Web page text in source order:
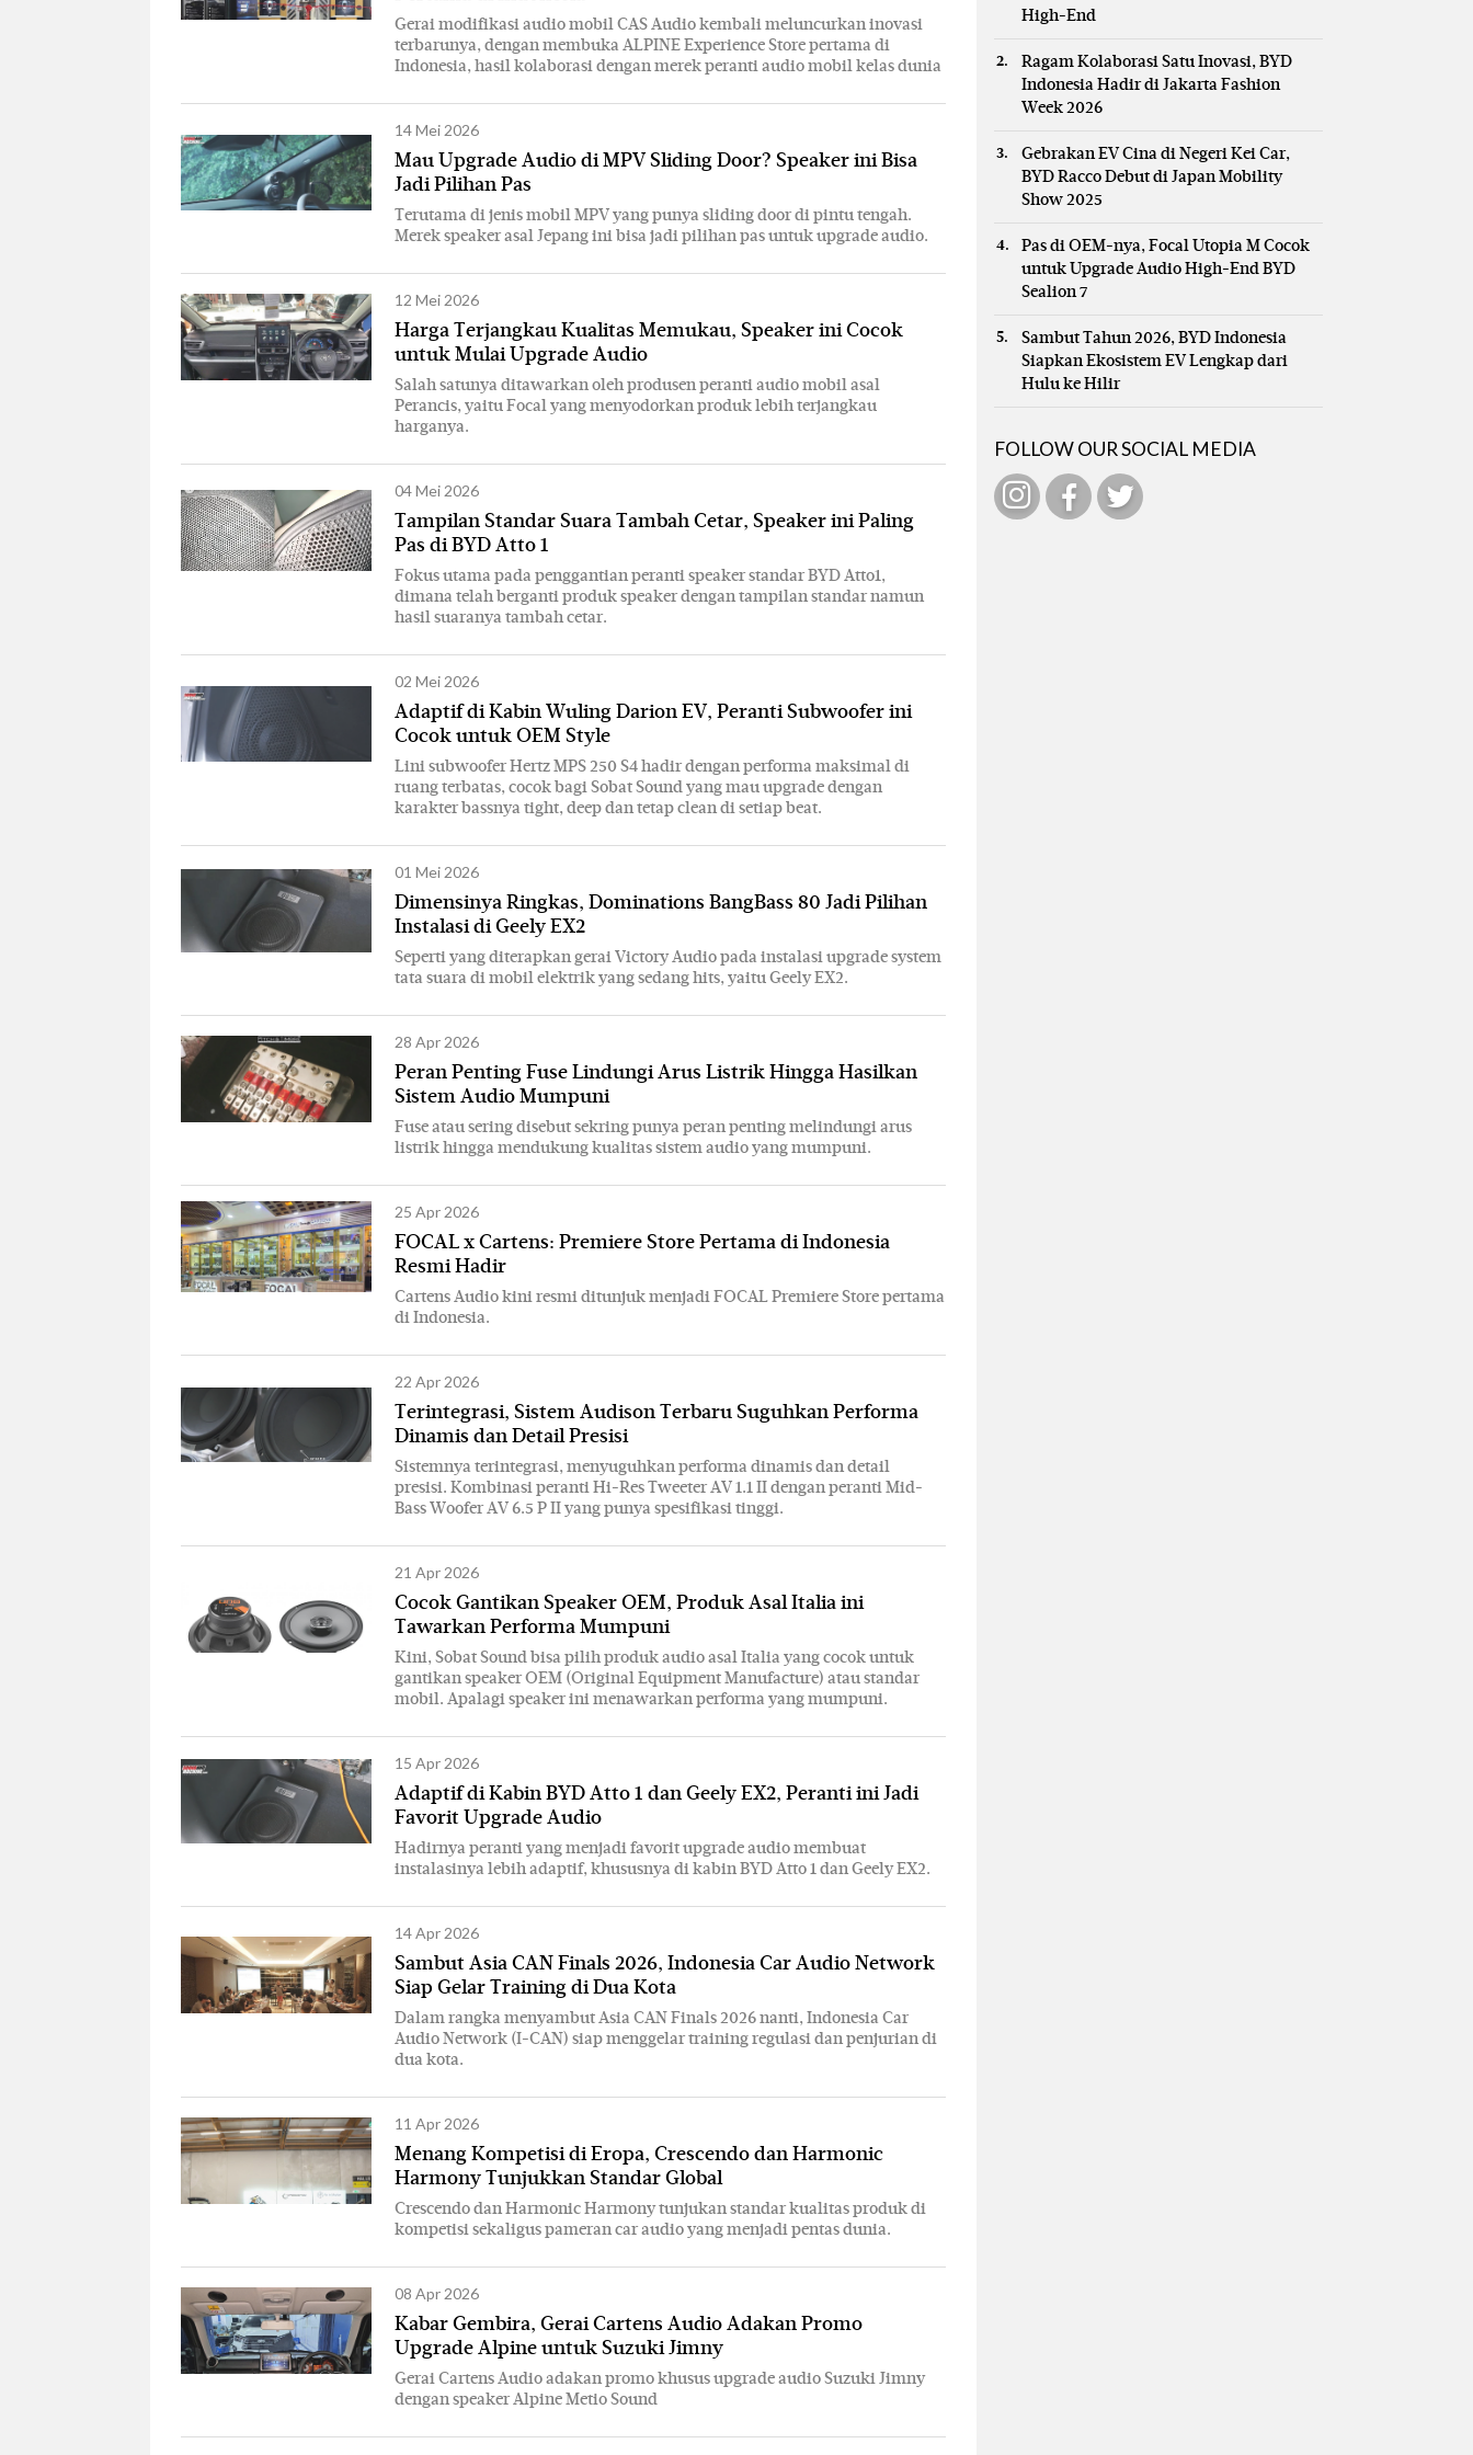
Gerai modifikasi audio mobil CAS Audio kembali meluncurkan inovasi
terbarunya, dengan membuka ALPINE Experience Store pertama di
Indonesia, hasil kolaborasi dengan merek peranti audio mobil kelas dunia
14 Mei 2026
Mau Upgrade Audio di MPV Sliding Door? Speaker ini Bisa
Jadi Pilihan Pas
Terutama di jenis mobil MPV yang punya sliding door di pintu tengah.
Merek speaker asal Jepang ini bisa jadi pilihan pas untuk upgrade audio.
12 Mei 2026
Harga Terjangkau Kualitas Memukau, Speaker ini Cocok
untuk Mulai Upgrade Audio
Salah satunya ditawarkan oleh produsen peranti audio mobil asal
Perancis, yaitu Focal yang menyodorkan produk lebih terjangkau
harganya.
04 Mei 2026
Tampilan Standar Suara Tambah Cetar, Speaker ini Paling
Pas di BYD Atto 1
Fokus utama pada penggantian peranti speaker standar BYD Atto1,
dimana telah berganti produk speaker dengan tampilan standar namun
hasil suaranya tambah cetar.
02 Mei 2026
Adaptif di Kabin Wuling Darion EV, Peranti Subwoofer ini
Cocok untuk OEM Style
Lini subwoofer Hertz MPS 250 S4 hadir dengan performa maksimal di
ruang terbatas, cocok bagi Sobat Sound yang mau upgrade dengan
karakter bassnya tight, deep dan tetap clean di setiap beat.
01 Mei 2026
Dimensinya Ringkas, Dominations BangBass 80 Jadi Pilihan
Instalasi di Geely EX2
Seperti yang diterapkan gerai Victory Audio pada instalasi upgrade system
tata suara di mobil elektrik yang sedang hits, yaitu Geely EX2.
28 Apr 2026
Peran Penting Fuse Lindungi Arus Listrik Hingga Hasilkan
Sistem Audio Mumpuni
Fuse atau sering disebut sekring punya peran penting melindungi arus
listrik hingga mendukung kualitas sistem audio yang mumpuni.
25 Apr 2026
FOCAL x Cartens: Premiere Store Pertama di Indonesia
Resmi Hadir
Cartens Audio kini resmi ditunjuk menjadi FOCAL Premiere Store pertama
di Indonesia.
22 Apr 2026
Terintegrasi, Sistem Audison Terbaru Suguhkan Performa
Dinamis dan Detail Presisi
Sistemnya terintegrasi, menyuguhkan performa dinamis dan detail
presisi. Kombinasi peranti Hi-Res Tweeter AV 1.1 II dengan peranti Mid-
Bass Woofer AV 6.5 P II yang punya spesifikasi tinggi.
21 Apr 2026
Cocok Gantikan Speaker OEM, Produk Asal Italia ini
Tawarkan Performa Mumpuni
Kini, Sobat Sound bisa pilih produk audio asal Italia yang cocok untuk
gantikan speaker OEM (Original Equipment Manufacture) atau standar
mobil. Apalagi speaker ini menawarkan performa yang mumpuni.
15 Apr 2026
Adaptif di Kabin BYD Atto 1 dan Geely EX2, Peranti ini Jadi
Favorit Upgrade Audio
Hadirnya peranti yang menjadi favorit upgrade audio membuat
instalasinya lebih adaptif, khususnya di kabin BYD Atto 1 dan Geely EX2.
14 Apr 2026
Sambut Asia CAN Finals 2026, Indonesia Car Audio Network
Siap Gelar Training di Dua Kota
Dalam rangka menyambut Asia CAN Finals 2026 nanti, Indonesia Car
Audio Network (I-CAN) siap menggelar training regulasi dan penjurian di
dua kota.
11 Apr 2026
Menang Kompetisi di Eropa, Crescendo dan Harmonic
Harmony Tunjukkan Standar Global
Crescendo dan Harmonic Harmony tunjukan standar kualitas produk di
kompetisi sekaligus pameran car audio yang menjadi pentas dunia.
08 Apr 2026
Kabar Gembira, Gerai Cartens Audio Adakan Promo
Upgrade Alpine untuk Suzuki Jimny
Gerai Cartens Audio adakan promo khusus upgrade audio Suzuki Jimny
dengan speaker Alpine Metio Sound
High-End
Ragam Kolaborasi Satu Inovasi, BYD
Indonesia Hadir di Jakarta Fashion
Week 2026
Gebrakan EV Cina di Negeri Kei Car,
BYD Racco Debut di Japan Mobility
Show 2025
Pas di OEM-nya, Focal Utopia M Cocok
untuk Upgrade Audio High-End BYD
Sealion 7
Sambut Tahun 2026, BYD Indonesia
Siapkan Ekosistem EV Lengkap dari
Hulu ke Hilir
FOLLOW OUR SOCIAL MEDIA